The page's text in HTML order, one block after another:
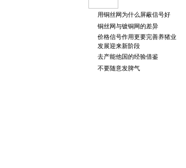
用铜丝网为什么屏蔽信号好
铜丝网与镀铜网的差异
价格信号作用更要完善养猪业
发展迎来新阶段
去产能他国的经验借鉴
不要随意发脾气